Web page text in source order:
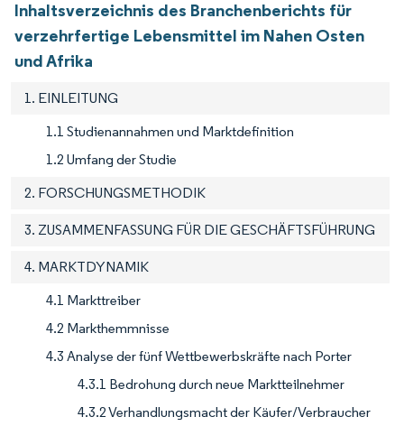
Inhaltsverzeichnis des Branchenberichts für
verzehrfertige Lebensmittel im Nahen Osten
und Afrika
1. EINLEITUNG
1.1 Studienannahmen und Marktdefinition
1.2 Umfang der Studie
2. FORSCHUNGSMETHODIK
3. ZUSAMMENFASSUNG FÜR DIE GESCHÄFTSFÜHRUNG
4. MARKTDYNAMIK
4.1 Markttreiber
4.2 Markthemmnisse
4.3 Analyse der fünf Wettbewerbskräfte nach Porter
4.3.1 Bedrohung durch neue Marktteilnehmer
4.3.2 Verhandlungsmacht der Käufer/Verbraucher